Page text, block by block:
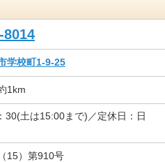
8014
学校町1-9-25
1km
30(土は15:00まで)／定休日：日
15）第910号